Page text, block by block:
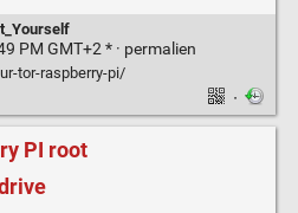
PM GMT+2 * · permalien
tor-raspberry-pi/
·
PI root